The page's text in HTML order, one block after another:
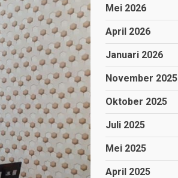
Mei 2026
April 2026
Januari 2026
November 2025
Oktober 2025
Juli 2025
Mei 2025
April 2025